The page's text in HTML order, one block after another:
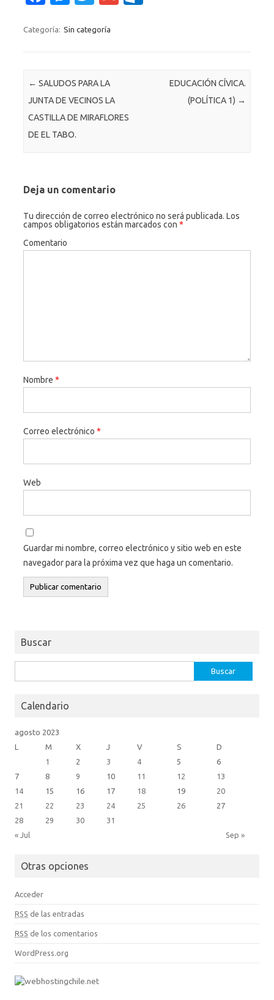
e
o
k
se
er
it
Categoría: Sin categoría
Navegación de entradas
← SALUDOS PARA LA
JUNTA DE VECINOS LA
CASTILLA DE MIRAFLORES
DE EL TABO.
EDUCACIÓN CÍVICA.
(POLÍTICA 1) →
Deja un comentario
Tu dirección de correo electrónico no será publicada. Los
campos obligatorios están marcados con *
Comentario
Nombre *
Correo electrónico *
Web
Guardar mi nombre, correo electrónico y sitio web en este
navegador para la próxima vez que haga un comentario.
Buscar
Calendario
agosto 2023
L
M X J V S D
« Jul Sep »
1 2 3 4 5
6
7
8 9 10 11 12
13
14
15 16 17 18 19
20
21
22 23 24 25 26
27
28
29 30 31
Otras opciones
Acceder
RSS de las entradas
RSS de los comentarios
WordPress.org